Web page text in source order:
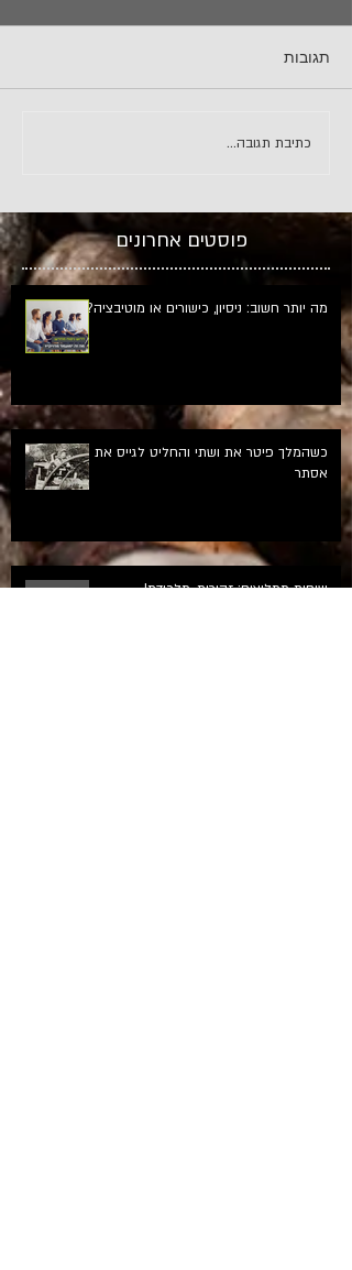
תגובות
כתיבת תגובה...
פוסטים אחרונים
מה יותר חשוב: ניסיון, כישורים או מוטיבציה?
כשהמלך פיטר את ושתי והחליט לגייס את
אסתר
שיחות ממליצים: זהירות, מלכודת!